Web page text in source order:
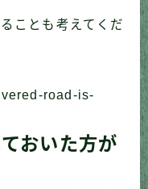
ことも考えてくだ
road-is-
おいた方が